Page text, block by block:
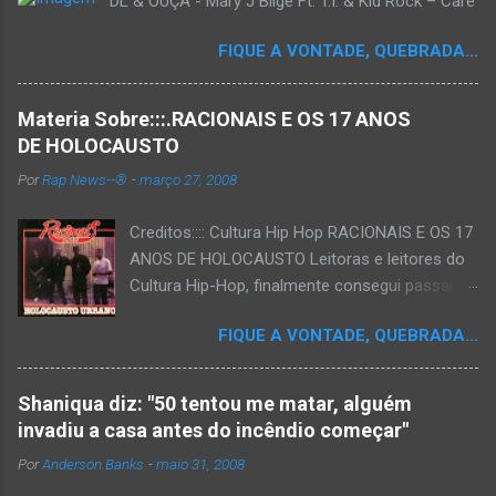
FIQUE A VONTADE, QUEBRADA...
Materia Sobre:::.RACIONAIS E OS 17 ANOS
DE HOLOCAUSTO
PorRap News--® -março 27, 2008
Creditos:::: Cultura Hip Hop RACIONAIS E OS 17
ANOS DE HOLOCAUSTO Leitoras e leitores do
Cultura Hip-Hop, finalmente consegui passar
que há muito tempo vinha maturando: uma
espécie de "ensaio-tributo" ao disco mais
importante do rap brasileiro, que completará 17
anos agora em 2008. Falo de "Holocausto
Urbano", do grupo paulistano Racionais MC's.
Como de costume, uma pequena digressão. É
FIQUE A VONTADE, QUEBRADA...
Shaniqua diz: "50 tentou me matar, alguém
invadiu a casa antes do incêndio começar"
PorAnderson Banks -maio 31, 2008